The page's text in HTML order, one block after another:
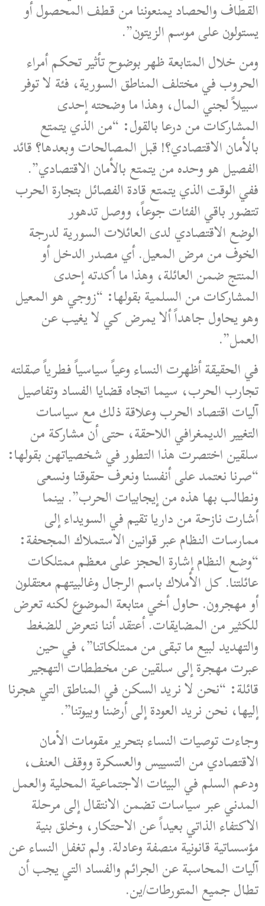
القطاف والحصاد يمنعوننا من قطف المحصول أو
يستولون على موسم الزيتون”.
ومن خلال المتابعة ظهر بوضوح تأثير تحكم أمراء
الحروب في مختلف المناطق السورية، فئة لا توفر
سبيلاً لجني المال، وهذا ما وضحته إحدى
المشاركات من درعا بالقول: “من الذي يتمتع
بالأمان الاقتصادي؟! قبل المصالحات وبعدها؟ قائد
الفصيل هو وحده من يتمتع بالأمان الاقتصادي”.
ففي الوقت الذي يتمتع قادة الفصائل بتجارة الحرب
تتضور باقي الفئات جوعاً، ووصل تدهور
الوضع الاقتصادي لدى العائلات السورية لدرجة
الخوف من مرض المعيل. أي مصدر الدخل أو
المنتج ضمن العائلة، وهذا ما أكدته إحدى
المشاركات من السلمية بقولها: “زوجي هو المعيل
وهو يحاول جاهداً ألا يمرض كي لا يغيب عن
العمل”.
في الحقيقة أظهرت النساء وعياً سياسياً فطرياً صقلته
تجارب الحرب، سيما اتجاه قضايا الفساد وتفاصيل
آليات اقتصاد الحرب وعلاقة ذلك مع سياسات
التغيير الديمغرافي اللاحقة، حتى أن مشاركة من
سلقين اختصرت هذا التطور في شخصياتهن بقولها:
“صرنا نعتمد على أنفسنا ونعرف حقوقنا ونسعى
ونطالب بها هذه من إيجابيات الحرب”. بينما
أشارت نازحة من داريا تقيم في السويداء إلى
ممارسات النظام عبر قوانين الاستملاك المجحفة:
“وضع النظام إشارة الحجز على معظم ممتلكات
عائلتنا. كل الأملاك باسم الرجال وغالبيتهم معتقلون
أو مهجرون. حاول أخي متابعة الموضوع لكنه تعرض
للكثير من المضايقات. أعتقد أننا نتعرض للضغط
والتهديد لبيع ما تبقى من ممتلكاتنا”، في حين
عبرت مهجرة إلى سلقين عن مخططات التهجير
قائلة: “نحن لا نريد السكن في المناطق التي هجرنا
إليها، نحن نريد العودة إلى أرضنا وبيوتنا”.
وجاءت توصيات النساء بتحرير مقومات الأمان
الاقتصادي من التسييس والعسكرة ووقف العنف،
ودعم السلم في البيئات الاجتماعية المحلية والعمل
المدني عبر سياسات تضمن الانتقال إلى مرحلة
الاكتفاء الذاتي بعيداً عن الاحتكار، وخلق بنية
مؤسساتية قانونية منصفة وعادلة. ولم تغفل النساء عن
آليات المحاسبة عن الجرائم والفساد التي يجب أن
تطال جميع المتورطات/ين.